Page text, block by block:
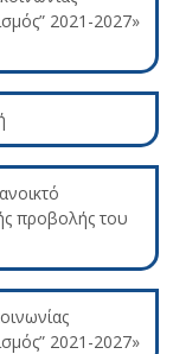
2021-2027»
προβολής του
2021-2027»